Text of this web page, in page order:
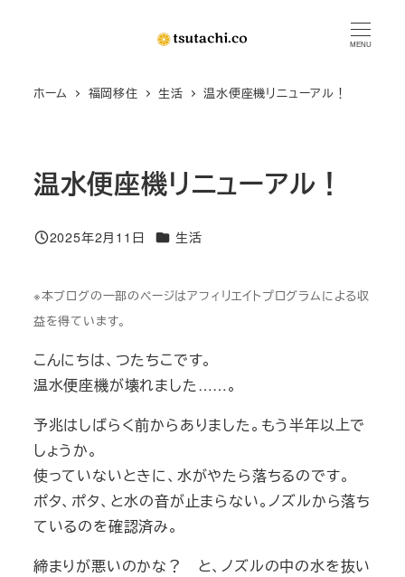
MENU
ホーム 福岡移住 生活 温水便座機リニューアル！
温水便座機リニューアル！
投稿日
2025年2月11日 カテゴリー
生活
※本ブログの一部のページはアフィリエイトプログラムによる収
益を得ています。
こんにちは、つたちこです。
温水便座機が壊れました……。
予兆はしばらく前からありました。もう半年以上で
しょうか。
使っていないときに、水がやたら落ちるのです。
ポタ、ポタ、と水の音が止まらない。ノズルから落ち
ているのを確認済み。
締まりが悪いのかな？ と、ノズルの中の水を抜い